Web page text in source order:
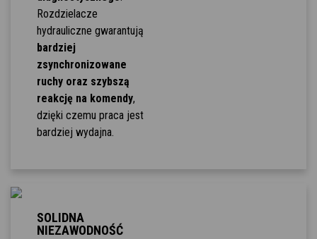
Rozdzielacze
hydrauliczne gwarantują
bardziej
zsynchronizowane
ruchy oraz szybszą
reakcję na komendy,
dzięki czemu praca jest
bardziej wydajna.
SOLIDNA
NIEZAWODNOŚĆ